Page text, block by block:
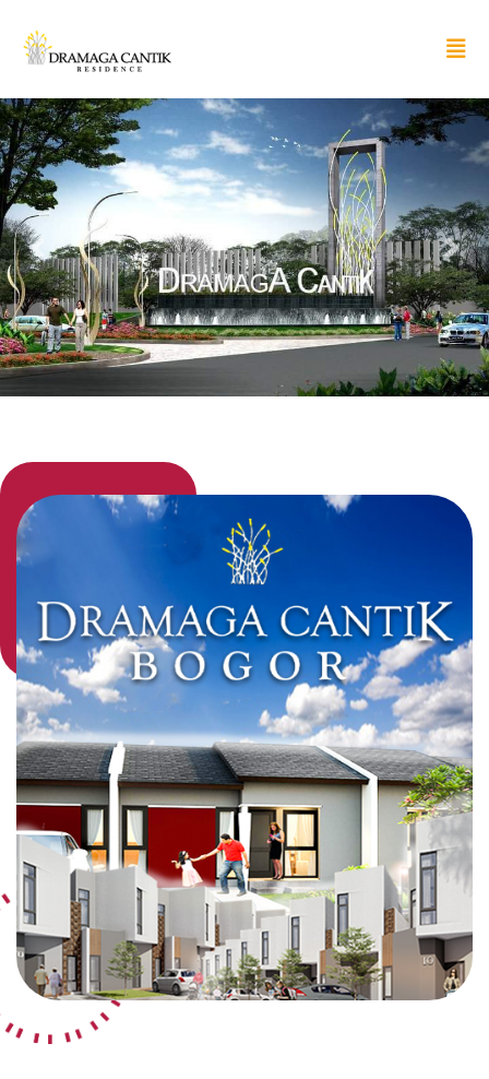
Previous Next